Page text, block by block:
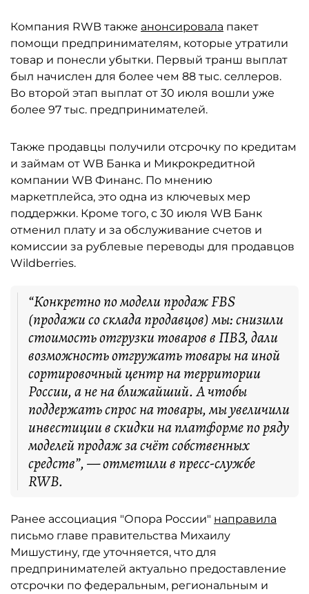
Компания RWB также анонсировала пакет
помощи предпринимателям, которые утратили
товар и понесли убытки. Первый транш выплат
был начислен для более чем 88 тыс. селлеров.
Во второй этап выплат от 30 июля вошли уже
более 97 тыс. предпринимателей.
Также продавцы получили отсрочку по кредитам
и займам от WB Банка и Микрокредитной
компании WB Финанс. По мнению
маркетплейса, это одна из ключевых мер
поддержки. Кроме того, с 30 июля WB Банк
отменил плату и за обслуживание счетов и
комиссии за рублевые переводы для продавцов
Wildberries.
“Конкретно по модели продаж FBS
(продажи со склада продавцов) мы: снизили
стоимость отгрузки товаров в ПВЗ, дали
возможность отгружать товары на иной
сортировочный центр на территории
России, а не на ближайший. А чтобы
поддержать спрос на товары, мы увеличили
инвестиции в скидки на платформе по ряду
моделей продаж за счёт собственных
средств”, — отметили в пресс-службе
RWB.
Ранее ассоциация "Опора России" направила
письмо главе правительства Михаилу
Мишустину, где уточняется, что для
предпринимателей актуально предоставление
отсрочки по федеральным, региональным и